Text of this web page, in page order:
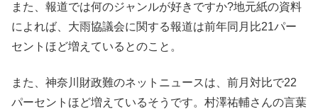
また、報道では何のジャンルが好きですか?地元紙の資料
によれば、大雨協議会に関する報道は前年同月比21パー
セントほど増えているとのこと。
また、神奈川財政難のネットニュースは、前月対比で22
パーセントほど増えているそうです。村澤祐輔さんの言葉